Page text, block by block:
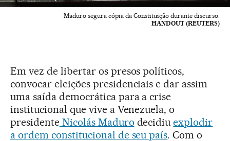
Maduro segura cópia da Constituição durante discurso.
HANDOUT (REUTERS)
Em vez de libertar os presos políticos,
convocar eleições presidenciais e dar assim
uma saída democrática para a crise
institucional que vive a Venezuela, o
presidenteNicolás Maduro decidiuexplodir
a ordem constitucional de seu país. Com o